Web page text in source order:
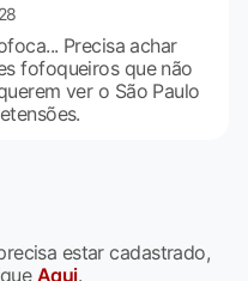
Precisa achar
fofoqueiros que não
ver o São Paulo
estar cadastrado,
Aqui.